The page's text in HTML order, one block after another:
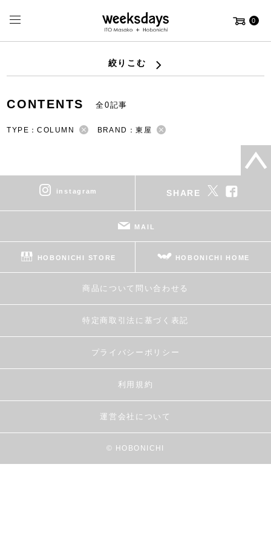
0
絞りこむ
CONTENTS 全0記事
TYPE：COLUMN BRAND：東屋
instagram SHARE
MAIL
HOBONICHI STORE HOBONICHI HOME
商品について問い合わせる
特定商取引法に基づく表記
プライバシーポリシー
利用規約
運営会社について
© HOBONICHI